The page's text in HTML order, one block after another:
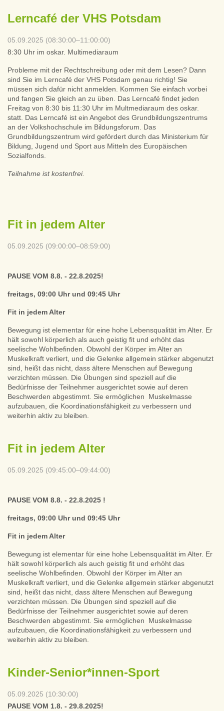
Lerncafé der VHS Potsdam
05.09.2025 (08:30:00–11:00:00)
8:30 Uhr im oskar. Multimediaraum
Probleme mit der Rechtschreibung oder mit dem Lesen? Dann
sind Sie im Lerncafé der VHS Potsdam genau richtig! Sie
müssen sich dafür nicht anmelden. Kommen Sie einfach vorbei
und fangen Sie gleich an zu üben. Das Lerncafé findet jeden
Freitag von 8:30 bis 11:30 Uhr im Multmediaraum des oskar.
statt. Das Lerncafé ist ein Angebot des Grundbildungszentrums
an der Volkshochschule im Bildungsforum. Das
Grundbildungszentrum wird gefördert durch das Ministerium für
Bildung, Jugend und Sport aus Mitteln des Europäischen
Sozialfonds.
Teilnahme ist kostenfrei.
Fit in jedem Alter
05.09.2025 (09:00:00–08:59:00)
PAUSE VOM 8.8. - 22.8.2025!
freitags, 09:00 Uhr und 09:45 Uhr
Fit in jedem Alter
Bewegung ist elementar für eine hohe Lebensqualität im Alter. Er
hält sowohl körperlich als auch geistig fit und erhöht das
seelische Wohlbefinden. Obwohl der Körper im Alter an
Muskelkraft verliert, und die Gelenke allgemein stärker abgenutzt
sind, heißt das nicht, dass ältere Menschen auf Bewegung
verzichten müssen. Die Übungen sind speziell auf die
Bedürfnisse der Teilnehmer ausgerichtet sowie auf deren
Beschwerden abgestimmt. Sie ermöglichen Muskelmasse
aufzubauen, die Koordinationsfähigkeit zu verbessern und
weiterhin aktiv zu bleiben.
Fit in jedem Alter
05.09.2025 (09:45:00–09:44:00)
PAUSE VOM 8.8. - 22.8.2025 !
freitags, 09:00 Uhr und 09:45 Uhr
Fit in jedem Alter
Bewegung ist elementar für eine hohe Lebensqualität im Alter. Er
hält sowohl körperlich als auch geistig fit und erhöht das
seelische Wohlbefinden. Obwohl der Körper im Alter an
Muskelkraft verliert, und die Gelenke allgemein stärker abgenutzt
sind, heißt das nicht, dass ältere Menschen auf Bewegung
verzichten müssen. Die Übungen sind speziell auf die
Bedürfnisse der Teilnehmer ausgerichtet sowie auf deren
Beschwerden abgestimmt. Sie ermöglichen Muskelmasse
aufzubauen, die Koordinationsfähigkeit zu verbessern und
weiterhin aktiv zu bleiben.
Kinder-Senior*innen-Sport
05.09.2025 (10:30:00)
PAUSE VOM 1.8. - 29.8.2025!